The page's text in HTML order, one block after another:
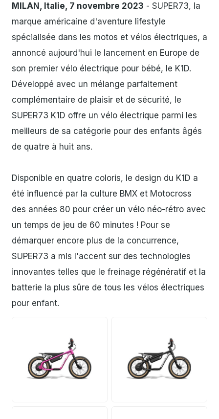
MILAN, Italie, 7 novembre 2023 - SUPER73, la
marque américaine d'aventure lifestyle
spécialisée dans les motos et vélos électriques, a
annoncé aujourd'hui le lancement en Europe de
son premier vélo électrique pour bébé, le K1D.
Développé avec un mélange parfaitement
complémentaire de plaisir et de sécurité, le
SUPER73 K1D offre un vélo électrique parmi les
meilleurs de sa catégorie pour des enfants âgés
de quatre à huit ans.
Disponible en quatre coloris, le design du K1D a
été influencé par la culture BMX et Motocross
des années 80 pour créer un vélo néo-rétro avec
un temps de jeu de 60 minutes ! Pour se
démarquer encore plus de la concurrence,
SUPER73 a mis l'accent sur des technologies
innovantes telles que le freinage régénératif et la
batterie la plus sûre de tous les vélos électriques
pour enfant.